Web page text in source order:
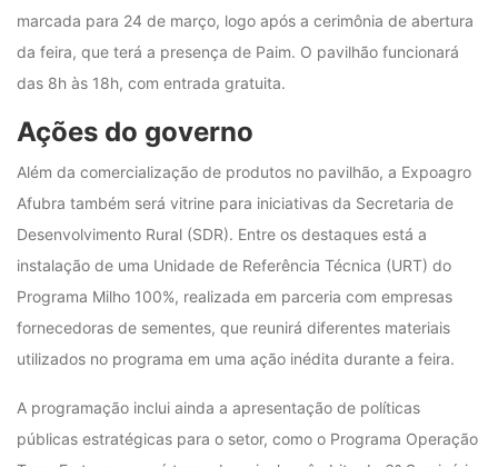
marcada para 24 de março, logo após a cerimônia de abertura
da feira, que terá a presença de Paim. O pavilhão funcionará
das 8h às 18h, com entrada gratuita.
Ações do governo
Além da comercialização de produtos no pavilhão, a Expoagro
Afubra também será vitrine para iniciativas da Secretaria de
Desenvolvimento Rural (SDR). Entre os destaques está a
instalação de uma Unidade de Referência Técnica (URT) do
Programa Milho 100%, realizada em parceria com empresas
fornecedoras de sementes, que reunirá diferentes materiais
utilizados no programa em uma ação inédita durante a feira.
A programação inclui ainda a apresentação de políticas
públicas estratégicas para o setor, como o Programa Operação